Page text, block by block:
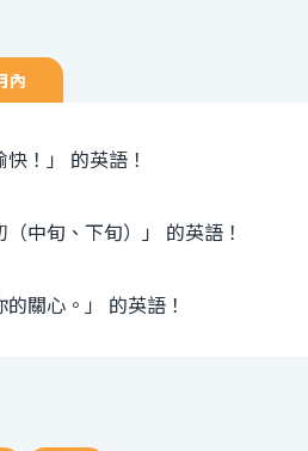
內
！」 的英語！
中旬、下旬）」 的英語！
關心。」 的英語！